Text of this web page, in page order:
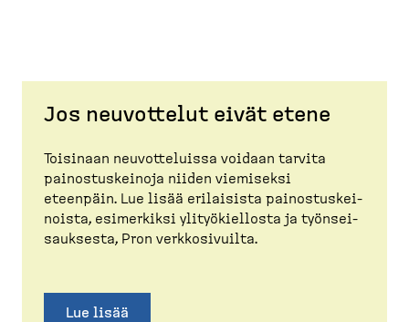
Jos neuvottelut eivät etene
Toisinaan neuvot­te­luissa voidaan tarvita
painos­tus­keinoja niiden viemiseksi
eteenpäin. Lue lisää erilaisista painos­tus­kei­
noista, esimerkiksi ylityö­kiellosta ja työnsei­
sauksesta, Pron verkko­si­vuilta.
Lue lisää